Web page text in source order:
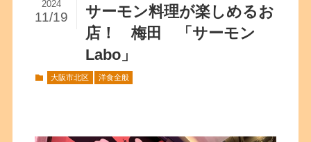
サーモン料理が楽しめるお
店！ 梅田 「サーモン
Labo」
2024
11/19
大阪市北区 洋食全般